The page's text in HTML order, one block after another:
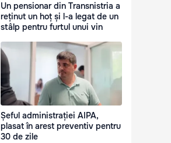
Un pensionar din Transnistria a
reținut un hoț și l-a legat de un
stâlp pentru furtul unui vin
Șeful administrației AIPA,
plasat în arest preventiv pentru
30 de zile